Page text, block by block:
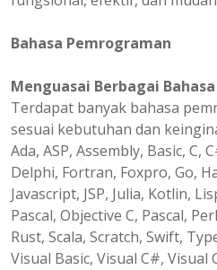
Bahasa Pemrograman
Menguasai Berbagai
Terdapat banyak bahasa
sesuai kebutuhan dan
Ada, ASP, Assembly, Basic, C,
Delphi, Fortran, Foxpro, Go,
Javascript, JSP, Julia, Kotlin,
Pascal, Objective C, Pascal,
Rust, Scala, Scratch, Swift,
Visual Basic, Visual C#, Visual